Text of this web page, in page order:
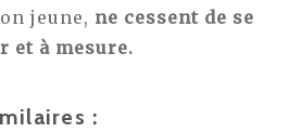
jeune, ne cessent de se
et à mesure.
: